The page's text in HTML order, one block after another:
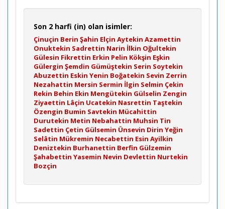
Son 2 harfi (in) olan isimler:
Çinuçin Berin Şahin Elçin Aytekin Azamettin
Onuktekin Sadrettin Narin İlkin Oğultekin
Gülesin Fikrettin Erkin Pelin Kökşin Eşkin
Gülergin Şemdin Gümüştekin Serin Soytekin
Abuzettin Eskin Yenin Boğatekin Sevin Zerrin
Nezahattin Mersin Sermin İlgin Selmin Çekin
Rekin Behin Ekin Mengütekin Gülselin Zengin
Ziyaettin Lâçin Ucatekin Nasrettin Taştekin
Özengin Bumin Savtekin Mücahittin
Durutekin Metin Nebahattin Muhsin Tin
Sadettin Çetin Gülsemin Ünsevin Dirin Yeğin
Selâtin Mükremin Necabettin Esin Ayilkin
Deniztekin Burhanettin Berfin Gülzemin
Şahabettin Yasemin Nevin Devlettin Nurtekin
Bozçin